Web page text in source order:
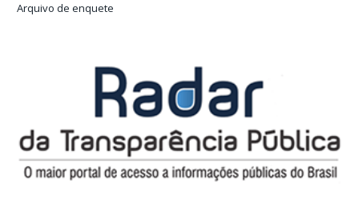
Arquivo de enquete